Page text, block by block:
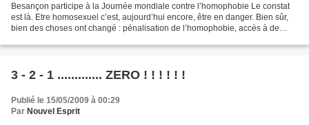
Besançon participe à la Journée mondiale contre l’homophobie Le constat
est là. Etre homosexuel c’est, aujourd’hui encore, être en danger. Bien sûr,
bien des choses ont changé : pénalisation de l’homophobie, accès à de
3 - 2 - 1 ............. ZERO ! ! ! ! ! !
Publié le 15/05/2009 à 00:29
Par Nouvel Esprit